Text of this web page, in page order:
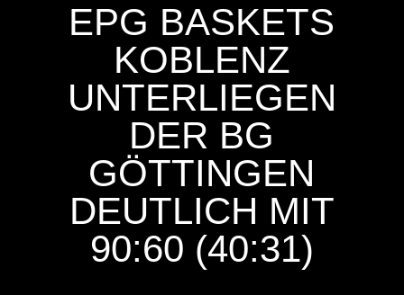
EPG BASKETS
KOBLENZ
UNTERLIEGEN
DER BG
GÖTTINGEN
DEUTLICH MIT
90:60 (40:31)